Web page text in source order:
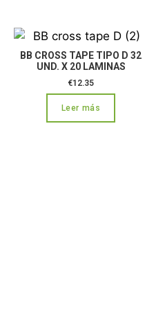
BB CROSS TAPE TIPO D 32
UND. X 20 LAMINAS
€12.35
Leer más